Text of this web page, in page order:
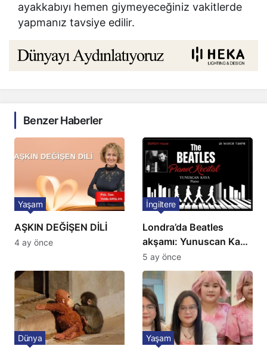
ayakkabıyı hemen giymeyeceğiniz vakitlerde
yapmanız tavsiye edilir.
Benzer Haberler
AŞKIN DEĞİŞEN DİLİ
Yaşam
4 ay önce
Londra’da Beatles
akşamı: Yunuscan Kaya
klasik yorumuyla
sahnede
İngiltere
5 ay önce
Dünya Yaşam